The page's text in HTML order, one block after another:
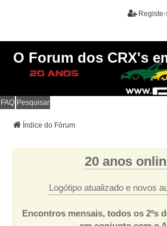
Registe-
O Forum dos CRX's
FAQ Pesquisar
Índice do Fórum
20 anos
Logótipo atualizado e novos
Encontros mensais, todos os 2ºs